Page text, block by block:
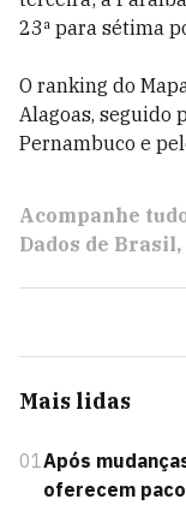
23ª para sétima
O ranking do
Alagoas, seguido
Pernambuco e
Acompanhe
Dados de Brasil
Mais lidas
01Após
oferecem